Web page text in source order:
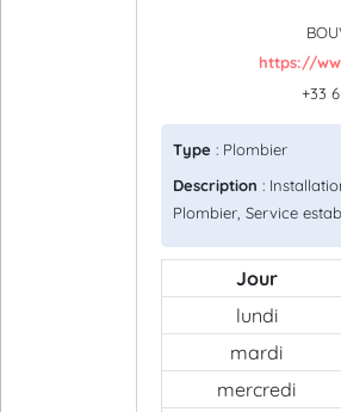
https://
+33
Type : Plombier
Description :
Plombier, Service
Jour
lundi
mardi
mercredi